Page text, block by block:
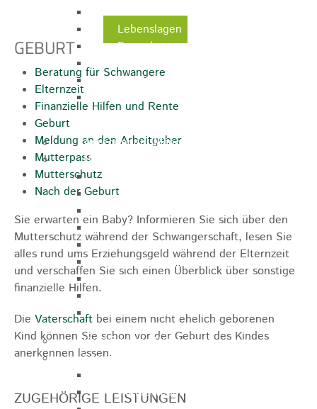
Dienstleistungen
Lebenslagen
Formulare
Wasserzähler
Ver- & Entsorgung
Rufbereitschaft / Störungsdienste /
Stadtjäger
Anregungen, Mängel & Kritik
Hallen & Säle
Anna-Rohleder-Saal
Rosensteinhalle
Schillerschulturnhalle
Silberwarenfabrik
Sporthalle
Stadthalle großer Saal
Tennishalle
Qualifizierter Mietspiegel
Steuern & Gebühren
Hundesteuer
GEBURT
Beratung für Schwangere
Elternzeit
Finanzielle Hilfen und Rente
Geburt
Meldung an den Arbeitgeber
Mutterpass
Mutterschutz
Nach der Geburt
Sie erwarten ein Baby? Informieren Sie sich über den
Mutterschutz während der Schwangerschaft, lesen Sie
alles rund ums Erziehungsgeld während der Elternzeit
und verschaffen Sie sich einen Überblick über sonstige
finanzielle Hilfen.
Die Vaterschaft bei einem nicht ehelich geborenen
Kind können Sie schon vor der Geburt des Kindes
anerkennen lassen.
ZUGEHÖRIGE LEISTUNGEN